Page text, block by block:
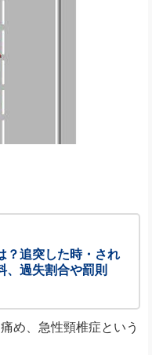
？追突した時・され
、過失割合や罰則
め、急性頸椎症という